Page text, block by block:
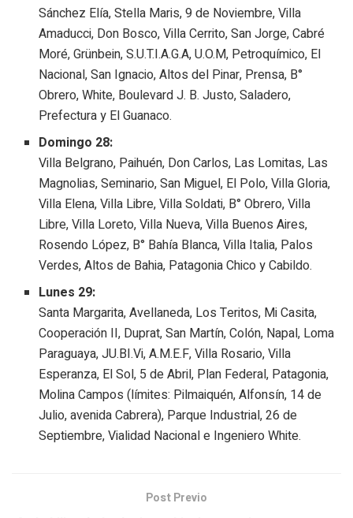
Sánchez Elía, Stella Maris, 9 de Noviembre, Villa
Amaducci, Don Bosco, Villa Cerrito, San Jorge, Cabré
Moré, Grünbein, S.U.T.I.A.G.A, U.O.M, Petroquímico, El
Nacional, San Ignacio, Altos del Pinar, Prensa, B°
Obrero, White, Boulevard J. B. Justo, Saladero,
Prefectura y El Guanaco.
Domingo 28:
Villa Belgrano, Paihuén, Don Carlos, Las Lomitas, Las
Magnolias, Seminario, San Miguel, El Polo, Villa Gloria,
Villa Elena, Villa Libre, Villa Soldati, B° Obrero, Villa
Libre, Villa Loreto, Villa Nueva, Villa Buenos Aires,
Rosendo López, B° Bahía Blanca, Villa Italia, Palos
Verdes, Altos de Bahia, Patagonia Chico y Cabildo.
Lunes 29:
Santa Margarita, Avellaneda, Los Teritos, Mi Casita,
Cooperación II, Duprat, San Martín, Colón, Napal, Loma
Paraguaya, JU.BI.Vi, A.M.E.F, Villa Rosario, Villa
Esperanza, El Sol, 5 de Abril, Plan Federal, Patagonia,
Molina Campos (límites: Pilmaiquén, Alfonsín, 14 de
Julio, avenida Cabrera), Parque Industrial, 26 de
Septiembre, Vialidad Nacional e Ingeniero White.
Post Previo